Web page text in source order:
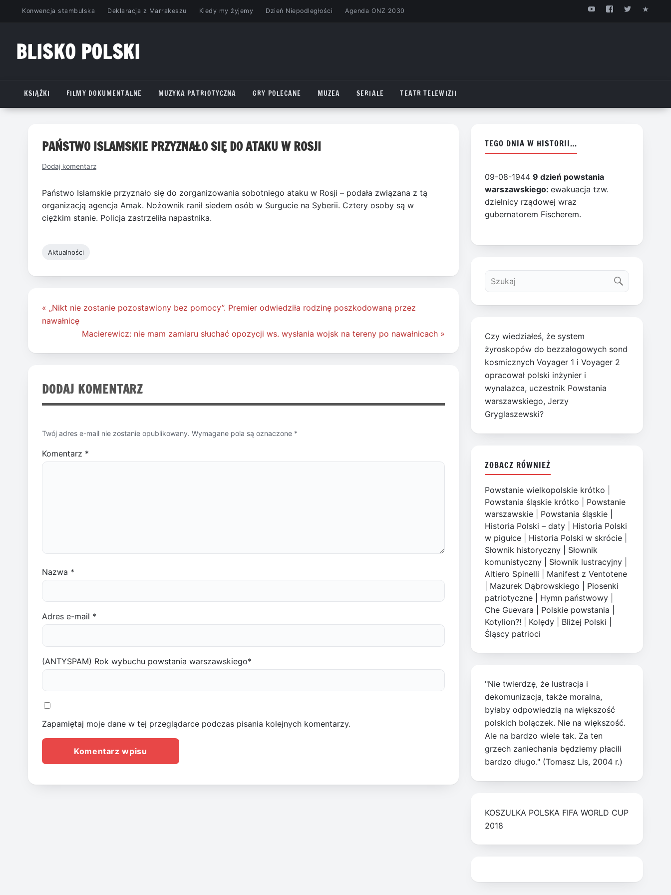
PrzejdźKonwencja stambulska Deklaracja z Marrakeszu Kiedy my żyjemy Dzień Niepodległości Agenda ONZ 2030
BLISKO POLSKI
KSIĄŻKI
FILMY DOKUMENTALNE MUZYKA PATRIOTYCZNA GRY POLECANE MUZEA SERIALE TEATR TELEWIZJI
PAŃSTWO ISLAMSKIE PRZYZNAŁO SIĘ DO ATAKU W ROSJI
Dodaj komentarz
Państwo Islamskie przyznało się do zorganizowania sobotniego ataku w Rosji – podała związana z tą
organizacją agencja Amak. Nożownik ranił siedem osób w Surgucie na Syberii. Cztery osoby są w
ciężkim stanie. Policja zastrzeliła napastnika.
Aktualności
Nawigacja
wpisu
« „Nikt nie zostanie pozostawiony bez pomocy”. Premier odwiedziła rodzinę poszkodowaną przez
nawałnicę
Macierewicz: nie mam zamiaru słuchać opozycji ws. wysłania wojsk na tereny po nawałnicach »
DODAJ KOMENTARZ
Twój adres e-mail nie zostanie opublikowany. Wymagane pola są oznaczone *
Komentarz *
Nazwa *
Adres e-mail *
(ANTYSPAM) Rok wybuchu powstania warszawskiego*
Zapamiętaj moje dane w tej przeglądarce podczas pisania kolejnych komentarzy.
TEGO DNIA W HISTORII…
09-08-19449 dzień powstania
warszawskiego:ewakuacja tzw.
dzielnicy rządowej wraz
gubernatorem Fischerem.
Czy wiedziałeś, że system
żyroskopów do bezzałogowych sond
kosmicznych Voyager 1 i Voyager 2
opracował polski inżynier i
wynalazca, uczestnik Powstania
warszawskiego, Jerzy
Gryglaszewski?
ZOBACZ RÓWNIEŻ
Powstanie wielkopolskie krótko
Powstania śląskie krótko
Powstanie
warszawskie
Powstania śląskie
Historia Polski – daty
Historia Polski
w pigułce
Historia Polski w skrócie
Słownik historyczny
Słownik
komunistyczny
Słownik lustracyjny
Altiero Spinelli
Manifest z Ventotene
Mazurek Dąbrowskiego
Piosenki
patriotyczne
Hymn państwowy
Che Guevara
Polskie powstania
Kotylion?!
Kolędy Bliżej Polski
Śląscy patrioci
"Nie twierdzę, że lustracja i
dekomunizacja, także moralna,
byłaby odpowiedzią na większość
polskich bolączek. Nie na większość.
Ale na bardzo wiele tak. Za ten
grzech zaniechania będziemy płacili
bardzo długo." (Tomasz Lis, 2004 r.)
KOSZULKA POLSKA FIFA WORLD CUP
2018